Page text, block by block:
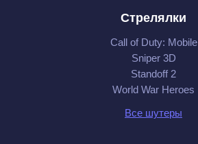
Стрелялки
Call of Duty: Mobile
Sniper 3D
Standoff 2
World War Heroes
Все шутеры